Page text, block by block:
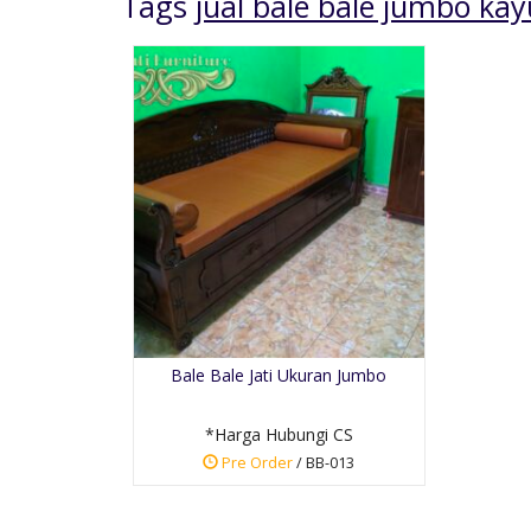
Bale Bale Jati Ukuran Jumbo
*Harga Hubungi CS
Pre Order/ BB-013
Buffet Tv Retro Kayu
Jati Soli....
*Harga Hubungi CS
Pre Order